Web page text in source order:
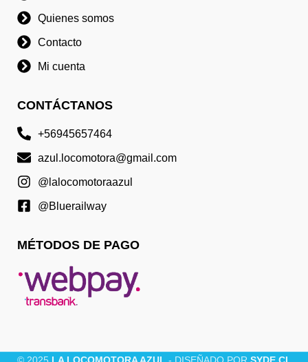
Quienes somos
Contacto
Mi cuenta
CONTÁCTANOS
+56945657464
azul.locomotora@gmail.com
@lalocomotoraazul
@Bluerailway
MÉTODOS DE PAGO